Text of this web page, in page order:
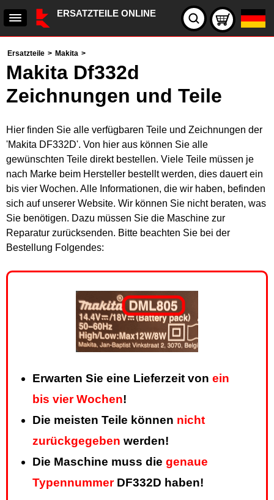
ERSATZTEILE ONLINE
Ersatzteile > Makita >
Makita Df332d
Zeichnungen und Teile
Hier finden Sie alle verfügbaren Teile und Zeichnungen der
'Makita DF332D'. Von hier aus können Sie alle
gewünschten Teile direkt bestellen. Viele Teile müssen je
nach Marke beim Hersteller bestellt werden, dies dauert ein
bis vier Wochen. Alle Informationen, die wir haben, befinden
sich auf unserer Website. Wir können Sie nicht beraten, was
Sie benötigen. Dazu müssen Sie die Maschine zur
Reparatur zurücksenden. Bitte beachten Sie bei der
Bestellung Folgendes:
Erwarten Sie eine Lieferzeit von ein
bis vier Wochen!
Die meisten Teile können nicht
zurückgegeben werden!
Die Maschine muss die genaue
TypennummerDF332D haben!